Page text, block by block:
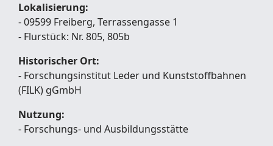
Lokalisierung:
- 09599 Freiberg, Terrassengasse 1
- Flurstück: Nr. 805, 805b
Historischer Ort:
- Forschungsinstitut Leder und Kunststoffbahnen
(FILK) gGmbH
Nutzung:
- Forschungs- und Ausbildungsstätte